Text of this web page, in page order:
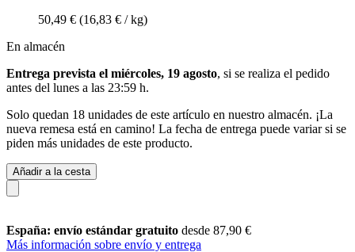
50,49 € (16,83 € / kg)
En almacén
Entrega prevista el miércoles, 19 agosto, si se realiza el pedido
antes del lunes a las 23:59 h.
Solo quedan 18 unidades de este artículo en nuestro almacén. ¡La
nueva remesa está en camino! La fecha de entrega puede variar si se
piden más unidades de este producto.
Añadir a la cesta
España: envío estándar gratuito desde 87,90 €
Más información sobre envío y entrega